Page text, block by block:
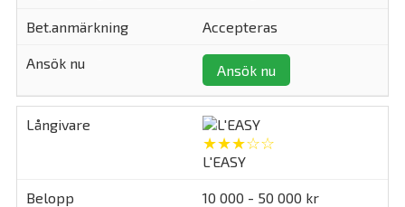
Accepteras
Ansök nu
★★★☆☆
L'EASY
10 000 - 50 000 kr